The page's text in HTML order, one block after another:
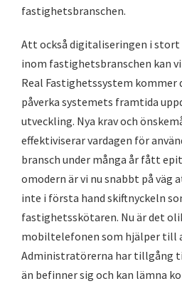
fastighetsbranschen.
Att också digitaliseringen i
inom fastighetsbranschen kan vi
Real Fastighetssystem
påverka systemets framtida
utveckling. Nya krav och
effektiviserar vardagen för
bransch under många år fått
omodern är vi nu snabbt på väg
inte i första hand skiftnyckeln
fastighetsskötaren. Nu är det
mobiltelefonen som hjälper till
Administratörerna har tillgång
än befinner sig och kan lämna